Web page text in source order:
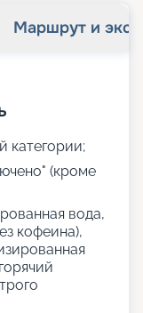
Маршрут и
категории;
(кроме
вода,
кофеина),